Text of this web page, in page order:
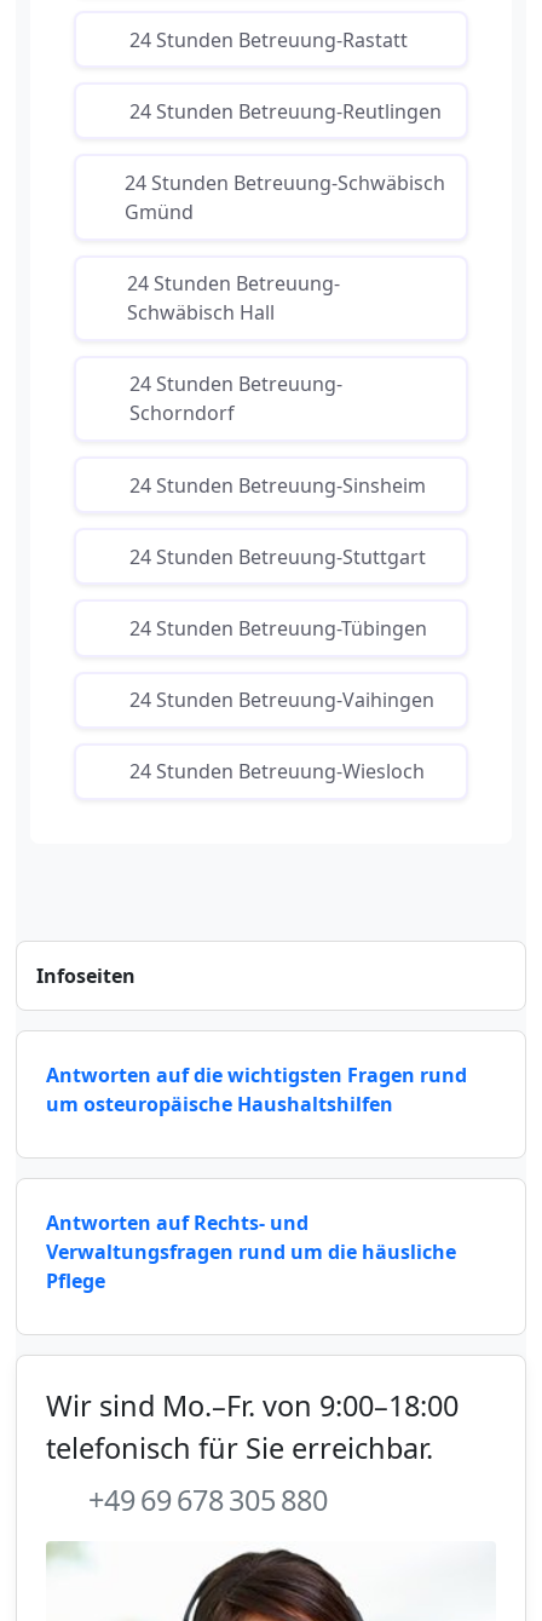
24 Stunden Betreuung-Rastatt
24 Stunden Betreuung-Reutlingen
24 Stunden Betreuung-Schwäbisch
Gmünd
24 Stunden Betreuung-
Schwäbisch Hall
24 Stunden Betreuung-
Schorndorf
24 Stunden Betreuung-Sinsheim
24 Stunden Betreuung-Stuttgart
24 Stunden Betreuung-Tübingen
24 Stunden Betreuung-Vaihingen
24 Stunden Betreuung-Wiesloch
Infoseiten
Antworten auf die wichtigsten Fragen rund
um osteuropäische Haushaltshilfen
Antworten auf Rechts- und
Verwaltungsfragen rund um die häusliche
Pflege
Wir sind Mo.–Fr. von 9:00–18:00
telefonisch für Sie erreichbar.
+49 69 678 305 880